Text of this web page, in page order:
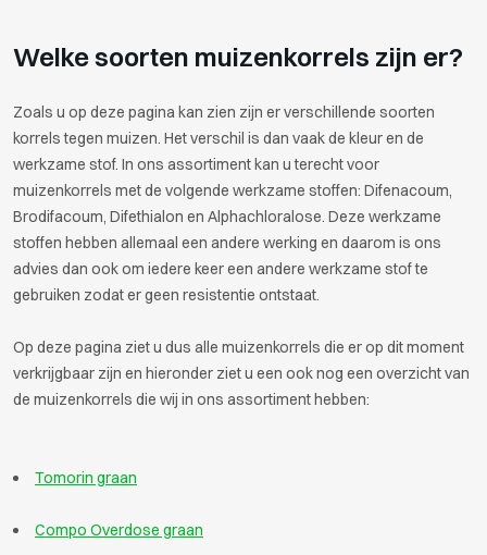
Welke soorten muizenkorrels zijn er?
Zoals u op deze pagina kan zien zijn er verschillende soorten
korrels tegen muizen. Het verschil is dan vaak de kleur en de
werkzame stof. In ons assortiment kan u terecht voor
muizenkorrels met de volgende werkzame stoffen: Difenacoum,
Brodifacoum, Difethialon en Alphachloralose. Deze werkzame
stoffen hebben allemaal een andere werking en daarom is ons
advies dan ook om iedere keer een andere werkzame stof te
gebruiken zodat er geen resistentie ontstaat.
Op deze pagina ziet u dus alle muizenkorrels die er op dit moment
verkrijgbaar zijn en hieronder ziet u een ook nog een overzicht van
de muizenkorrels die wij in ons assortiment hebben:
Tomorin graan
Compo Overdose graan